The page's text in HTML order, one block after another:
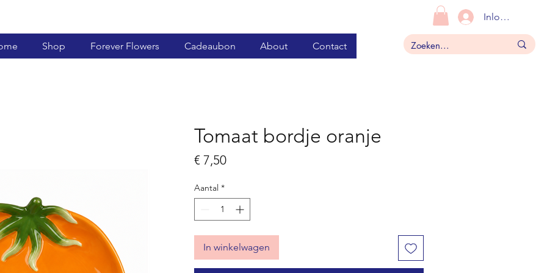
Shop Forever Flowers Cadeaubon About Contact
Inloggen
Tomaat bordje oranje
€ 7,50Prijs
Aantal *
In winkelwagen